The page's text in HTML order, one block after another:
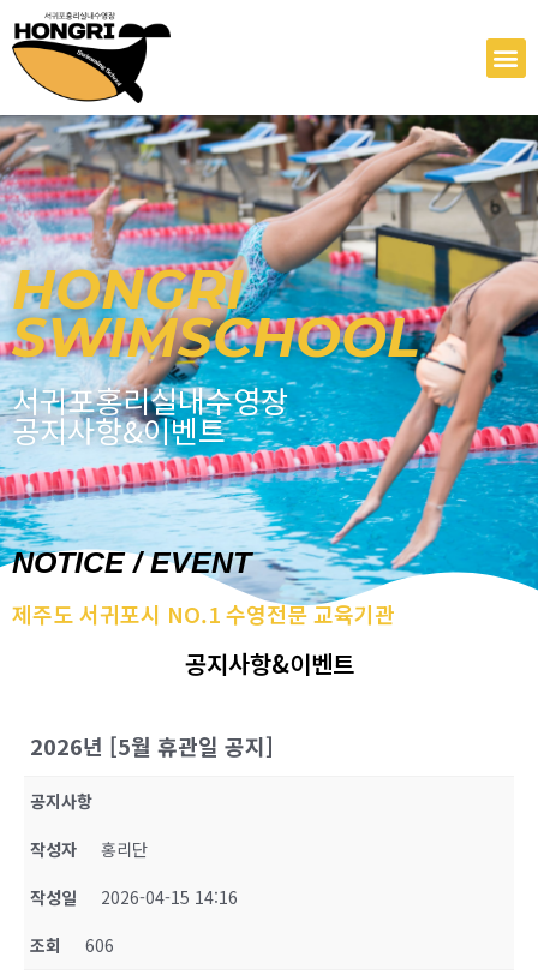
텐
건
너
뛰
기
HONGRI
SWIMSCHOOL
서귀포홍리실내수영장
공지사항&이벤트
NOTICE / EVENT
제주도 서귀포시 NO.1 수영전문 교육기관
공지사항&이벤트
2026년 [5월 휴관일 공지]
공지사항
작성자
홍리단
작성일
2026-04-15 14:16
조회
606